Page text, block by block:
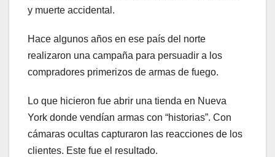
y muerte accidental.
Hace algunos años en ese país del norte
realizaron una campaña para persuadir a los
compradores primerizos de armas de fuego.
Lo que hicieron fue abrir una tienda en Nueva
York donde vendían armas con “historias”. Con
cámaras ocultas capturaron las reacciones de los
clientes. Este fue el resultado.